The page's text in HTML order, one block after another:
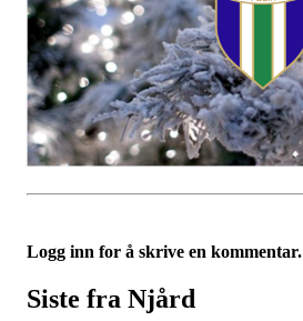
Logg inn for å skrive en kommentar.
Siste fra Njård